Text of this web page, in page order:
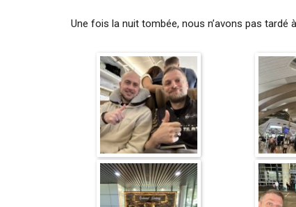
Une fois la nuit tombée, nous n’avons pas